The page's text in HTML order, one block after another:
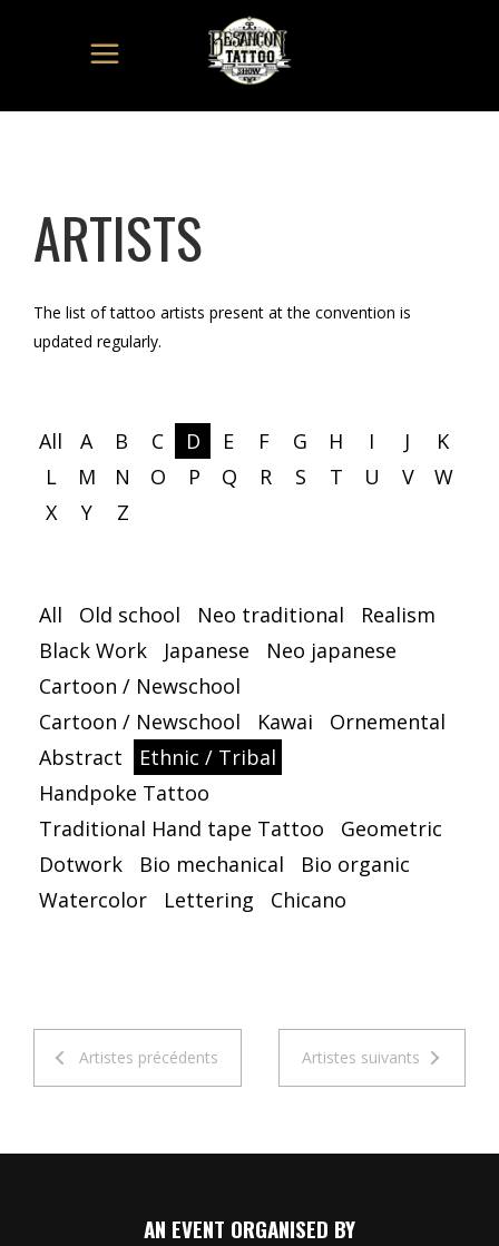
ARTISTS
The list of tattoo artists present at the convention is
updated regularly.
All A B C D E F G H I J
K
L
M N O P Q R S T U V
W
X
Y Z
All Old school Neo traditional
Realism
Black Work
Japanese
Neo japanese
Cartoon / Newschool
Cartoon / Newschool
Kawai
Ornemental
Abstract
Ethnic / Tribal
Handpoke Tattoo
Traditional Hand tape Tattoo
Geometric
Dotwork
Bio mechanical
Bio organic
Watercolor
Lettering Chicano
Artistes précédents Artistes suivants
AN EVENT ORGANISED BY